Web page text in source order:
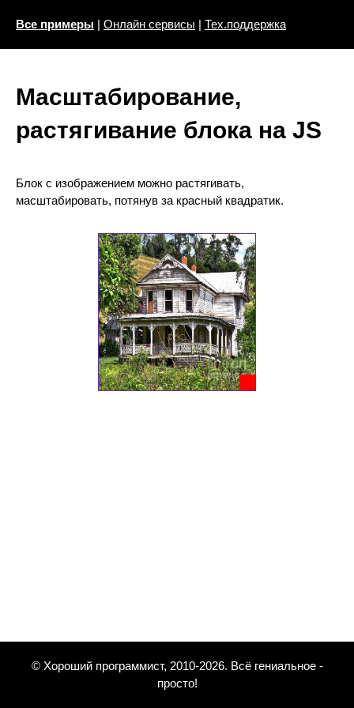
Все примеры | Онлайн сервисы | Тех.поддержка
Масштабирование,
растягивание блока на JS
Блок с изображением можно растягивать,
масштабировать, потянув за красный квадратик.
© Хороший программист, 2010-2026. Всё гениальное -
просто!